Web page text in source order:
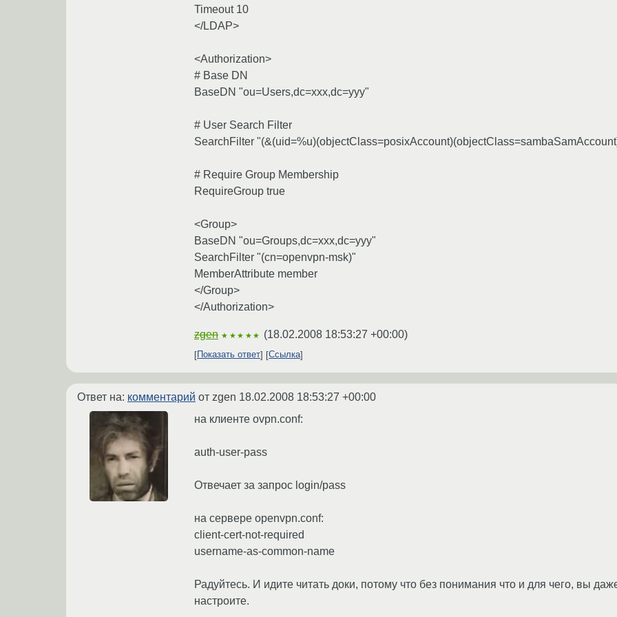
Timeout 10
</LDAP>
<Authorization>
# Base DN
BaseDN "ou=Users,dc=xxx,dc=yyy"
# User Search Filter
SearchFilter
# Require Group Membership
RequireGroup true
<Group>
BaseDN "ou=Groups,dc=xxx,dc=yyy"
SearchFilter "(cn=openvpn-msk)"
MemberAttribute member
</Group>
</Authorization>
zgen ★★★★★ (18.02.2008 18:53:27 +00:00)
Показать ответ Ссылка
Ответ на: комментарий от zgen 18.02.2008 18:53:27 +00:00
на клиенте ovpn.conf:
auth-user-pass
Отвечает за запрос login/pass
на сервере openvpn.conf:
client-cert-not-required
username-as-common-name
Радуйтесь. И идите читать доки, потому что без понимания что и для чего, вы
настроите.